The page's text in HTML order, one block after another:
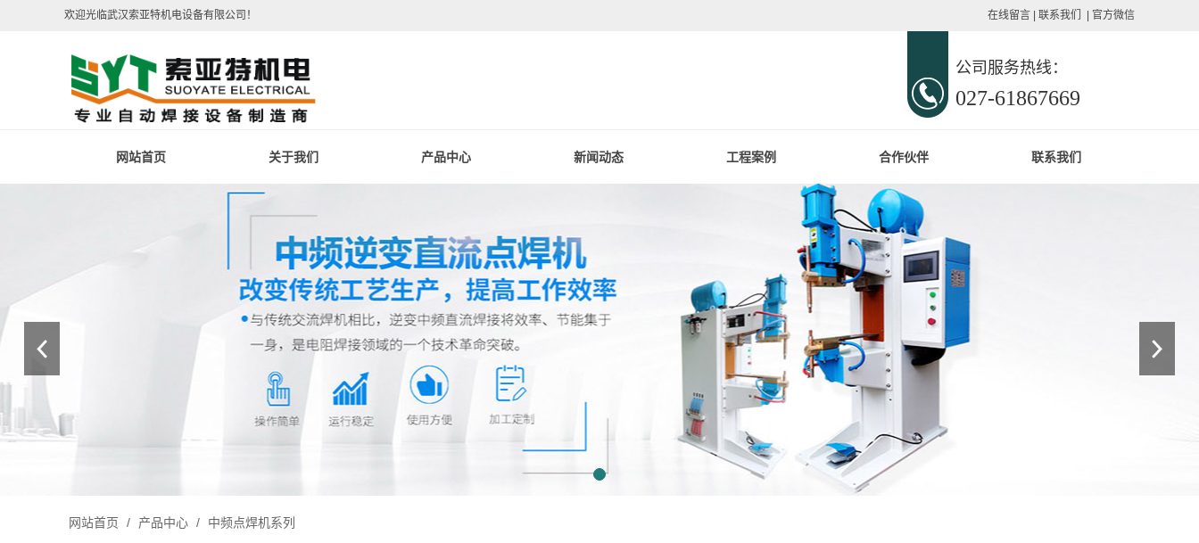
欢迎光临武汉索亚特机电设备有限公司！ 在线留言 联系我们 官方微信
公司服务热线：
027-61867669
网站首页 关于我们 产品中心 新闻动态 工程案例 合作伙伴 联系我们
网站首页 / 产品中心 / 中频点焊机系列